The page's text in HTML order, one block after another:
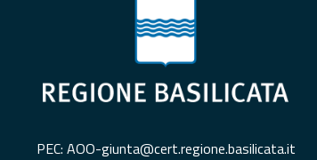
PEC: AOO-giunta@cert.regione.basilicata.it